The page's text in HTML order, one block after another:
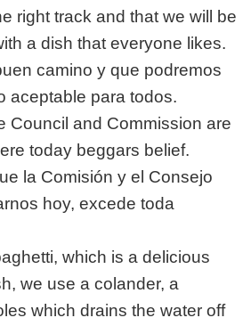
right track and that we will be
a dish that everyone likes.
camino y que podremos
aceptable para todos.
Council and Commission are
today beggars belief.
la Comisión y el Consejo
hoy, excede toda
which is a delicious
we use a colander, a
which drains the water off